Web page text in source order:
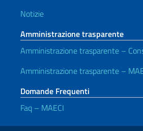
Notizie
Amministrazione trasparente
Amministrazione trasparente –
Amministrazione trasparente –
Domande Frequenti
Faq – MAECI